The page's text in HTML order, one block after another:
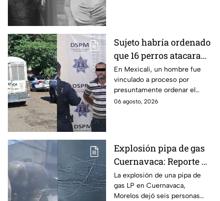
Sujeto habría ordenado
que 16 perros atacaran
a su hermana con
discapacidad en
Mexicali, BC
En Mexicali, un hombre fue
vinculado a proceso por
presuntamente ordenar el
ataque de 16 perros contra su
06 agosto, 2026
Explosión pipa de gas
Cuernavaca: Reporte de
víctimas tras estallido
en Morelos
La explosión de una pipa de
gas LP en Cuernavaca,
Morelos dejó seis personas